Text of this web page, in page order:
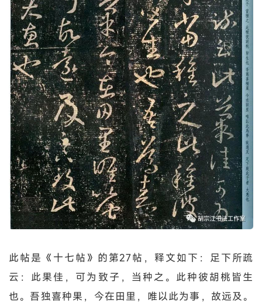
此帖是《十七帖》的第27帖，释文如下：足下所疏
云：此果佳，可为致子，当种之。此种彼胡桃皆生
也。吾独喜种果，今在田里，唯以此为事，故远及。